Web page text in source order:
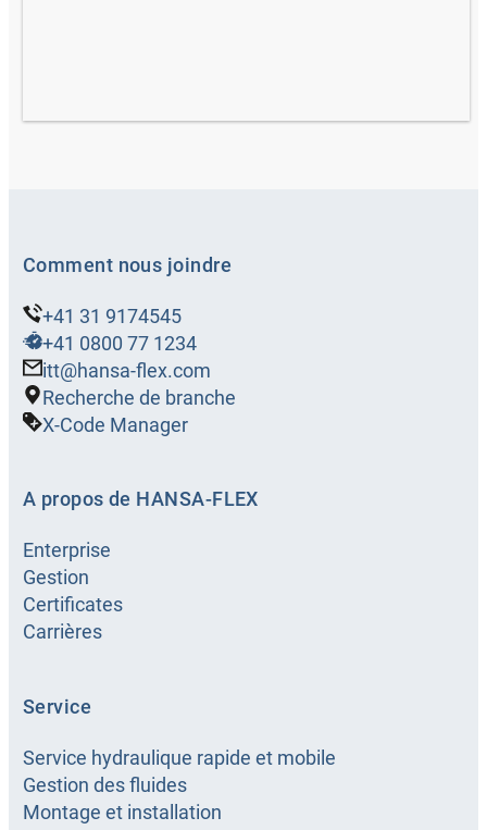
Comment nous joindre
+41 31 9174545
+41 0800 77 1234
itt@hansa-flex.com
Recherche de branche
X-Code Manager
A propos de HANSA-FLEX
Enterprise
Gestion
Certificates
Carrières
Service
Service hydraulique rapide et mobile
Gestion des fluides
Montage et installation